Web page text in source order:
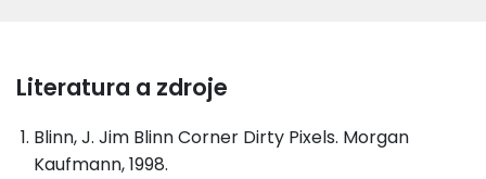
Literatura a zdroje
Blinn, J. Jim Blinn Corner Dirty Pixels. Morgan
Kaufmann, 1998.